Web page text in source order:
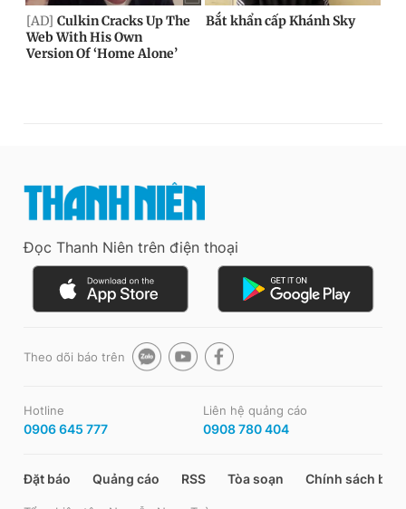
Đọc Thanh Niên trên điện thoại
Theo dõi báo trên
Hotline
0906 645 777
Liên hệ quảng cáo
0908 780 404
Đặt báo Quảng cáo RSS Tòa soạn Chính sách bảo